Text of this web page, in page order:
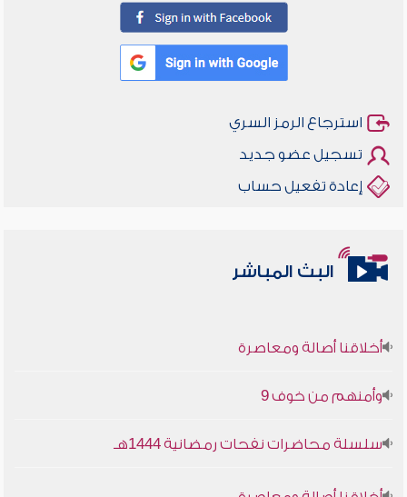
استرجاع الرمز السري
تسجيل عضو جديد
إعادة تفعيل حساب
البث المباشر
أخلاقنا أصالة ومعاصرة
وأمنهم من خوف 9
سلسلة محاضرات نفحات رمضانية 1444هـ
أخلاقنا أصالة ومعاصرة